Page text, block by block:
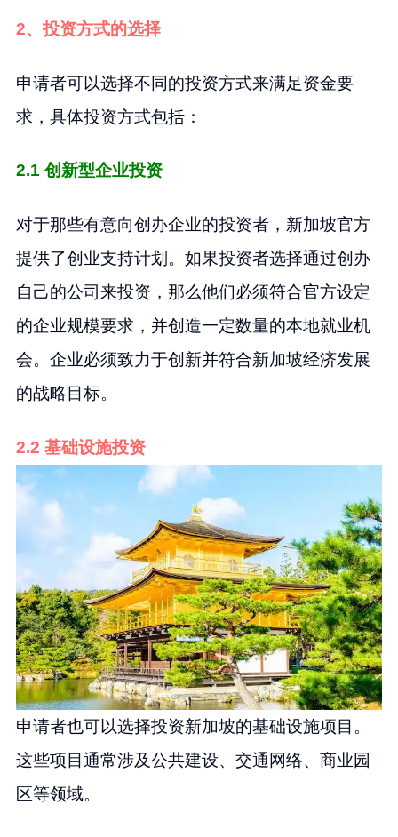
2、投资方式的选择
申请者可以选择不同的投资方式来满足资金要
求，具体投资方式包括：
2.1 创新型企业投资
对于那些有意向创办企业的投资者，新加坡官方
提供了创业支持计划。如果投资者选择通过创办
自己的公司来投资，那么他们必须符合官方设定
的企业规模要求，并创造一定数量的本地就业机
会。企业必须致力于创新并符合新加坡经济发展
的战略目标。
2.2 基础设施投资
申请者也可以选择投资新加坡的基础设施项目。
这些项目通常涉及公共建设、交通网络、商业园
区等领域。